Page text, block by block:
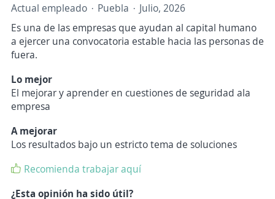
Actual empleado Puebla
Julio, 2026
Es una de las empresas que ayudan al capital humano
a ejercer una convocatoria estable hacia las personas de
fuera.
Lo mejor
El mejorar y aprender en cuestiones de seguridad ala
empresa
A mejorar
Los resultados bajo un estricto tema de soluciones
Recomienda trabajar aquí
¿Esta opinión ha sido útil?